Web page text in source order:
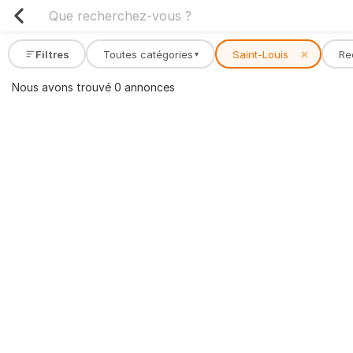
Filtres Toutes catégories ▾ Saint-Louis ✕
Nous avons trouvé 0 annonces